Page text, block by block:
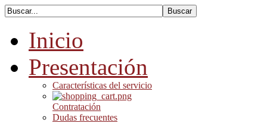
Inicio
Presentación
Características del servicio
Contratación
Dudas frecuentes